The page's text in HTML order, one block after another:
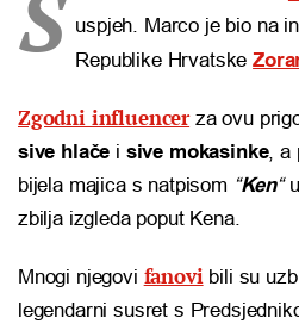
uspjeh. Marco je bio na
Republike Hrvatske
Zgodni influencerza ovu
sive hlače i sive mokasinke, a
bijela majica s natpisom “Ken“u
zbilja izgleda poput Kena.
Mnogi njegovi fanovibili su
legendarni susret s